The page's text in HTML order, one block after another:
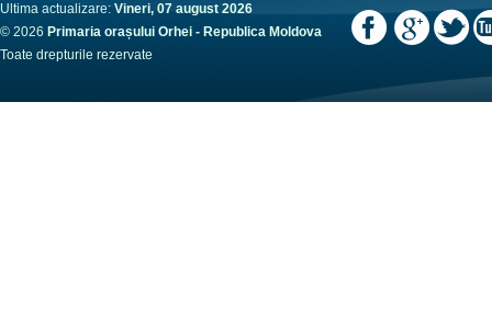
Ultima actualizare: Vineri, 07 august 2026
© 2026 Primaria orașului Orhei - Republica Moldova
Toate drepturile rezervate